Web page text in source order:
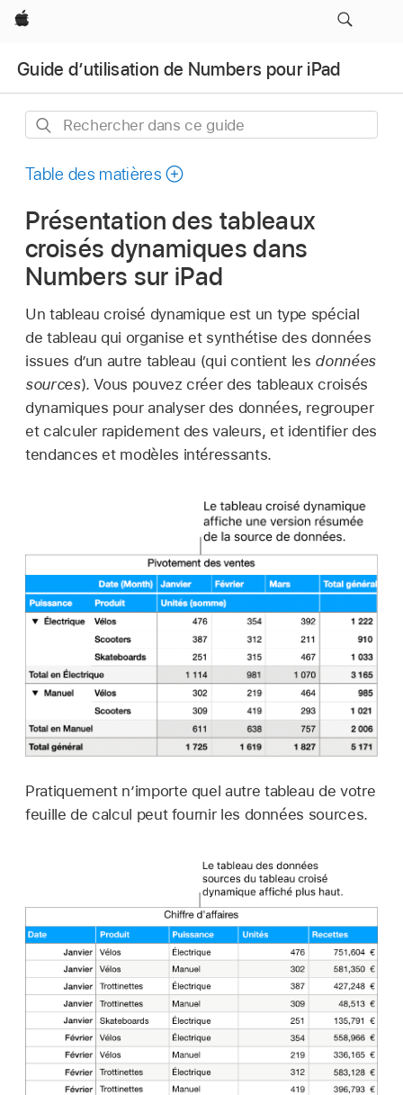
Apple
Guide d’utilisation de Numbers pour iPad
Rechercher
ce
Table des matières
Présentation des tableaux
croisés dynamiques dans
Numbers sur iPad
Un tableau croisé dynamique est un type spécial
de tableau qui organise et synthétise des données
issues d’un autre tableau (qui contient les données
sources). Vous pouvez créer des tableaux croisés
dynamiques pour analyser des données, regrouper
et calculer rapidement des valeurs, et identifier des
tendances et modèles intéressants.
Pratiquement n’importe quel autre tableau de votre
feuille de calcul peut fournir les données sources.